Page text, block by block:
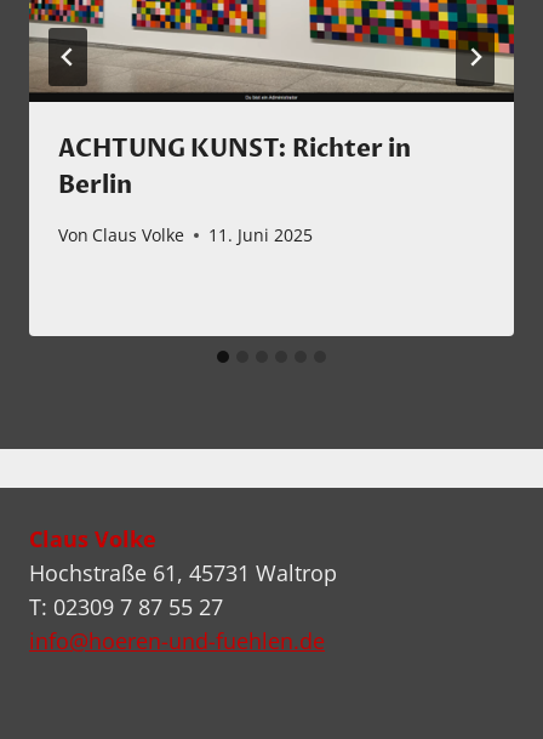
ACHTUNG KUNST: Richter in
Berlin
Von Claus Volke 11. Juni 2025
Claus Volke
Hochstraße 61, 45731 Waltrop
T: 02309 7 87 55 27
info@hoeren-und-fuehlen.de